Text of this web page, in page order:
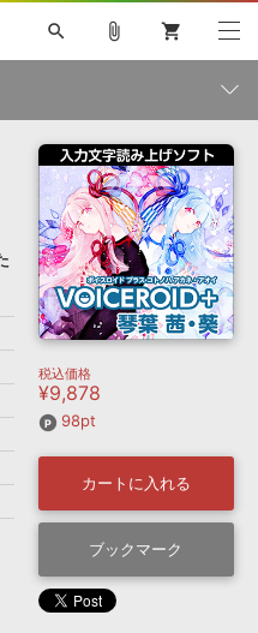
音楽カード
無償のサウンド管理ソフト
search
巡音ルカ V4X
MEIKO V3
SPITFIRE AUDIO
ライセンスフリーBGM
カル抜き出し
DUBSTEP
MUTANT
ROUTER.FM
ェクト
効果音
attach_file shopping_cart
税込価格
¥9,878
98pt
カートに入れる
ブックマーク